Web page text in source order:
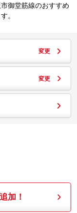
御堂筋線のおすすめ
。
変更
変更
加！